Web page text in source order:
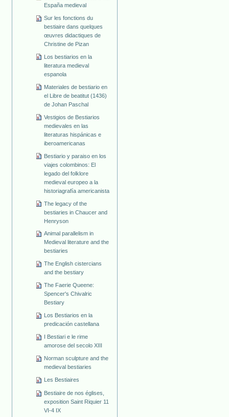
España medieval
Sur les fonctions du
bestiaire dans quelques
œuvres didactiques de
Christine de Pizan
Los bestiarios en la
literatura medieval
espanola
Materiales de bestiario en
el Libre de beatitut (1436)
de Johan Paschal
Vestigios de Bestiarios
medievales en las
literaturas hispánicas e
iberoamericanas
Bestiario y paraiso en los
viajes colombinos: El
legado del folklore
medieval europeo a la
historiagrafía americanista
The legacy of the
bestiaries in Chaucer and
Henryson
Animal parallelism in
Medieval literature and the
bestiaries
The English cistercians
and the bestiary
The Faerie Queene:
Spencer's Chivalric
Bestiary
Los Bestiarios en la
predicación castellana
I Bestiari e le rime
amorose del secolo XIII
Norman sculpture and the
medieval bestiaries
Les Bestiaires
Bestiaire de nos églises,
exposition Saint Riquier 11
VI-4 IX